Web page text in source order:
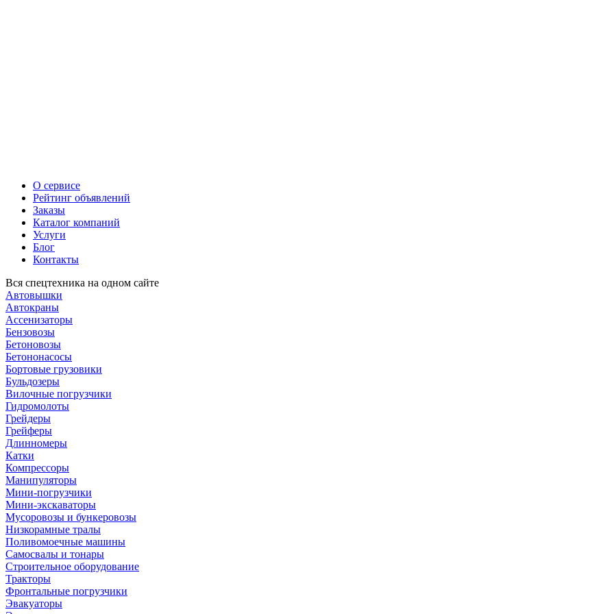
О сервисе
Рейтинг объявлений
Заказы
Каталог компаний
Услуги
Блог
Контакты
Вся спецтехника на одном сайте
Автовышки
Автокраны
Ассенизаторы
Бензовозы
Бетоновозы
Бетононасосы
Бортовые грузовики
Бульдозеры
Вилочные погрузчики
Гидромолоты
Грейдеры
Грейферы
Длинномеры
Катки
Компрессоры
Манипуляторы
Мини-погрузчики
Мини-экскаваторы
Мусоровозы и бункеровозы
Низкорамные тралы
Поливомоечные машины
Самосвалы и тонары
Строительное оборудование
Тракторы
Фронтальные погрузчики
Эвакуаторы